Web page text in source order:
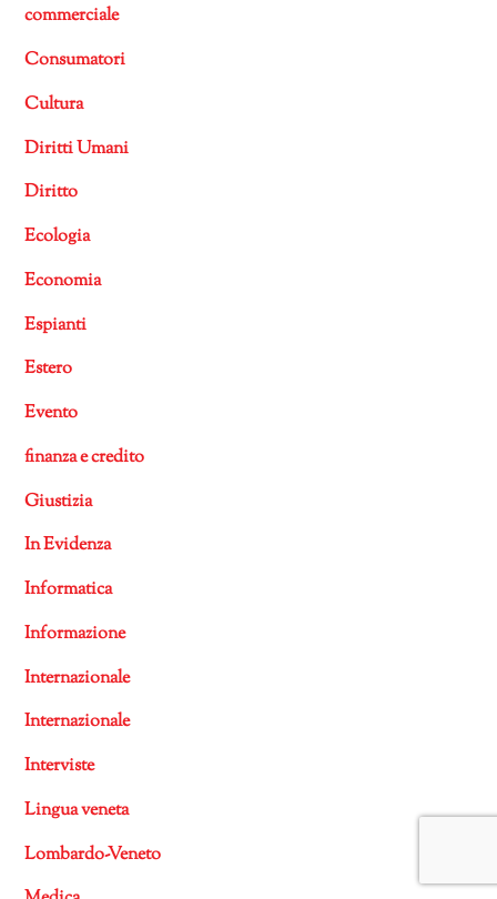
commerciale
Consumatori
Cultura
Diritti Umani
Diritto
Ecologia
Economia
Espianti
Estero
Evento
finanza e credito
Giustizia
In Evidenza
Informatica
Informazione
Internazionale
Internazionale
Interviste
Lingua veneta
Lombardo-Veneto